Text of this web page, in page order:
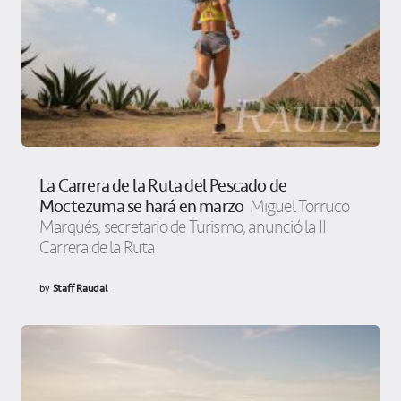
La Carrera de la Ruta del Pescado de
Moctezuma se hará en marzo Miguel Torruco
Marqués, secretario de Turismo, anunció la II
Carrera de la Ruta
byStaff Raudal